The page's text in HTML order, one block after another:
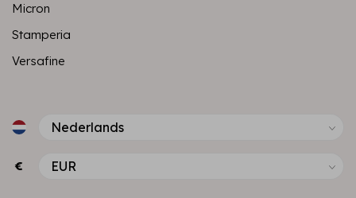
Micron
Stamperia
Versafine
€